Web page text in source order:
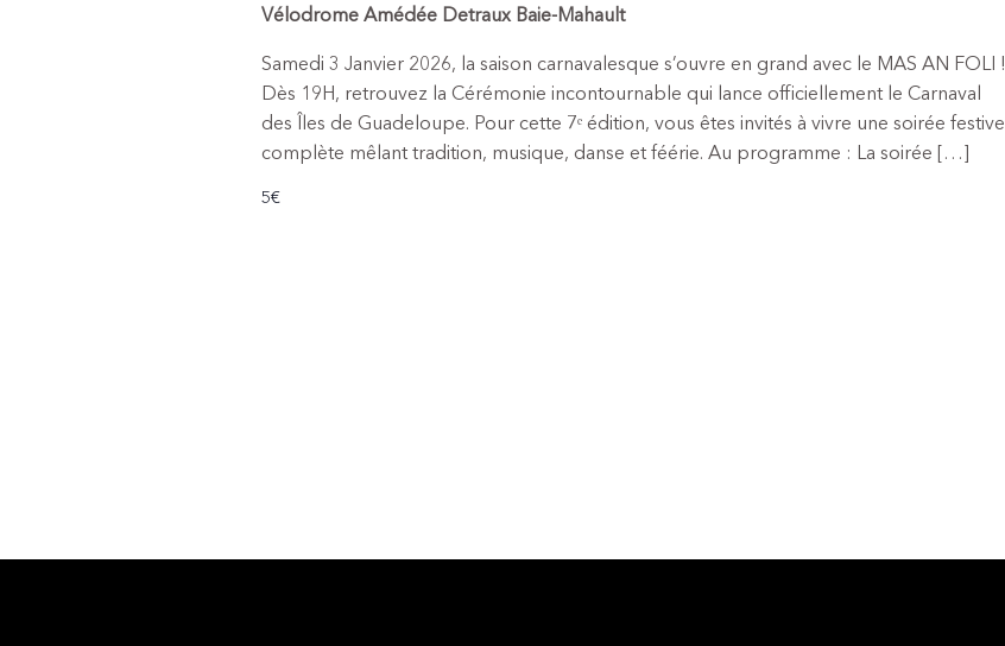
Vélodrome Amédée Detraux Baie-Mahault
Samedi 3 Janvier 2026, la saison carnavalesque s’ouvre en grand avec le MAS AN FOLI !
Dès 19H, retrouvez la Cérémonie incontournable qui lance officiellement le Carnaval
des Îles de Guadeloupe. Pour cette 7ᵉ édition, vous êtes invités à vivre une soirée festive
complète mêlant tradition, musique, danse et féérie. Au programme : La soirée […]
5€